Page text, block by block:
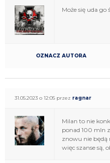
Może się uda go
OZNACZ AUTORA
31.05.2023 o 12:05 przez ragnar
Milan to nie
ponad 100 mln
znowu nie
więc szanse są,